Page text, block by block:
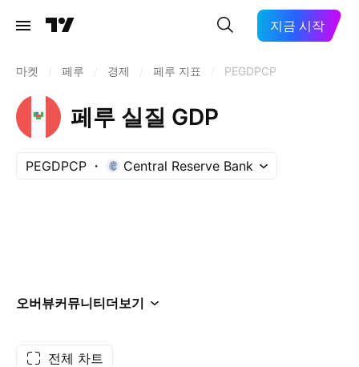
지금 시작
마켓 페루 경제 페루 지표 PEGDPCP
페루 실질 GDP
PEGDPCP Central Reserve Bank
오버뷰커뮤니티더보기
전체 차트